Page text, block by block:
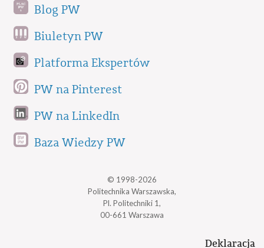
Blog PW
Biuletyn PW
Platforma Ekspertów
PW na Pinterest
PW na LinkedIn
Baza Wiedzy PW
© 1998-2026
Politechnika Warszawska,
Pl. Politechniki 1,
00-661 Warszawa
Deklaracja